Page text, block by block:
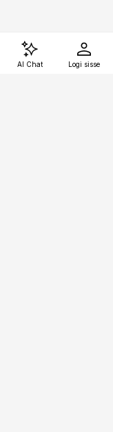
AI Chat Logi sisse